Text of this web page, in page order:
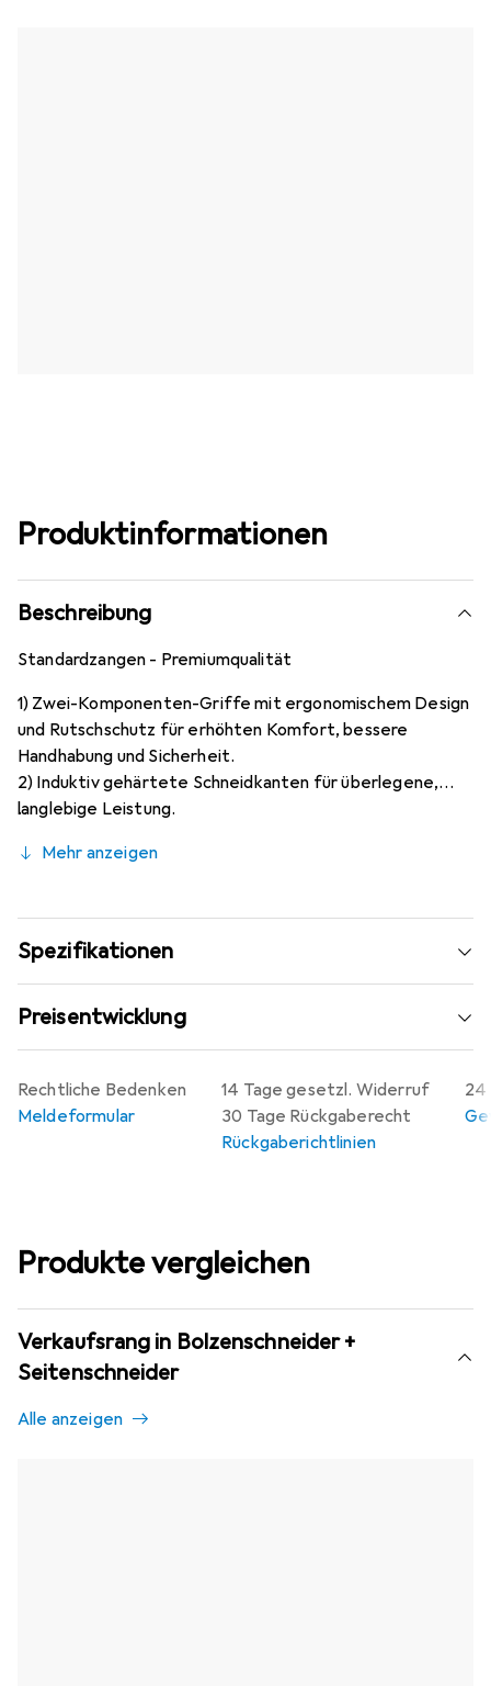
Produktinformationen
Beschreibung
Standardzangen - Premiumqualität
1) Zwei-Komponenten-Griffe mit ergonomischem Design
und Rutschschutz für erhöhten Komfort, bessere
Handhabung und Sicherheit.
2) Induktiv gehärtete Schneidkanten für überlegene,
langlebige Leistung.
unübertroffene Schneidleistung.
temperiert für aussergewöhnliche Festigkeit und
Haltbarkeit.
Mehr anzeigen
Spezifikationen
Preisentwicklung
14 Tage gesetzl. Widerruf
30 Tage Rückgaberecht
Rückgaberichtlinien
24
Rechtliche Bedenken
Meldeformular
Produkte vergleichen
Verkaufsrang in Bolzenschneider +
Seitenschneider
Alle anzeigen